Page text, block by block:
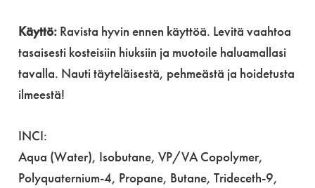
Käyttö: Ravista hyvin ennen käyttöä. Levitä vaahtoa
tasaisesti kosteisiin hiuksiin ja muotoile haluamallasi
tavalla. Nauti täyteläisestä, pehmeästä ja hoidetusta
ilmeestä!
INCI:
Aqua (Water), Isobutane, VP/VA Copolymer,
Polyquaternium-4, Propane, Butane, Trideceth-9,